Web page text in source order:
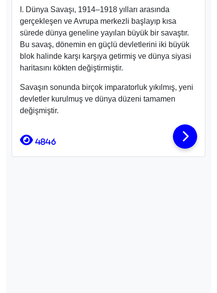
I. Dünya Savaşı, 1914–1918 yılları arasında
gerçekleşen ve Avrupa merkezli başlayıp kısa
sürede dünya geneline yayılan büyük bir savaştır.
Bu savaş, dönemin en güçlü devletlerini iki büyük
blok halinde karşı karşıya getirmiş ve dünya siyasi
haritasını kökten değiştirmiştir.
Savaşın sonunda birçok imparatorluk yıkılmış, yeni
devletler kurulmuş ve dünya düzeni tamamen
değişmiştir.
4846